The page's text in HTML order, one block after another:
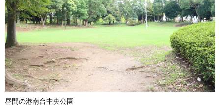
昼間の港南台中央公園